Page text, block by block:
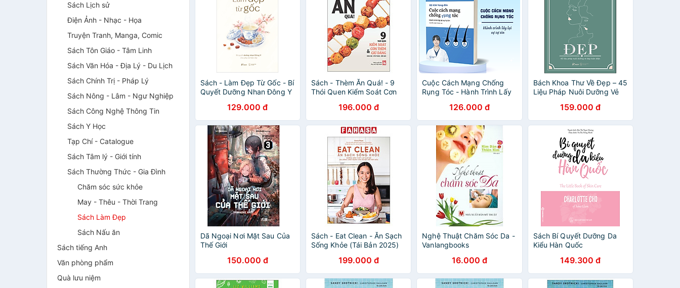
Sách Lịch sử
Điện Ảnh - Nhạc - Họa
Truyện Tranh, Manga, Comic
Sách Tôn Giáo - Tâm Linh
Sách Văn Hóa - Địa Lý - Du Lịch
Sách Chính Trị - Pháp Lý
Sách Nông - Lâm - Ngư Nghiệp
Sách Công Nghệ Thông Tin
Sách Y Học
Tạp Chí - Catalogue
Sách Tâm lý - Giới tính
Sách Thường Thức - Gia Đình
Chăm sóc sức khỏe
May - Thêu - Thời Trang
Sách Làm Đẹp
Sách Nấu ăn
Sách tiếng Anh
Văn phòng phẩm
Quà lưu niệm
Sách - Làm Đẹp Từ Gốc - Bí
Quyết Dưỡng Nhan Đông Y
Đồng Đồng129.000 đ
Sách - Thèm Ăn Quá! - 9
Thói Quen Kiểm Soát Cơn
196.000 đ
Cuộc Cách Mạng Chống
Rụng Tóc - Hành Trình Lấy
126.000 đ
Bách Khoa Thư Về Đẹp – 45
Liệu Pháp Nuôi Dưỡng Vẻ
159.000 đ
Dã Ngoại Nơi Mặt Sau Của
Thế Giới
150.000 đ
Sách - Eat Clean - Ăn Sạch
Sống Khỏe (Tái Bản 2025)
199.000 đ
Nghệ Thuật Chăm Sóc Da -
Vanlangbooks
16.000 đ
Sách Bí Quyết Dưỡng Da
Kiểu Hàn Quốc
149.300 đ